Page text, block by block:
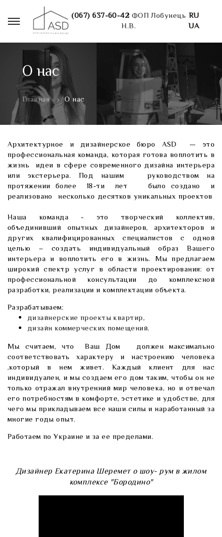
(067) 637-60-42 ФОП Лобунець
Н.В.
RU
UA
О нас
Главная О нас
Архитектурное и дизайнерское бюро ASD — это
профессиональная команда, которая готова воплотить в
жизнь идеи в сфере современного дизайна интерьера
или экстерьера. Под нашим руководством на
протяжении более 18-ти лет было создано и
реализовано несколько десятков уникальных проектов
Наша команда - это творческий коллектив,
объединивший опытных дизайнеров, архитекторов и
других квалифицированных специалистов с одной
целью – создать индивидуальный образ Вашего
интерьера и воплотить его в жизнь. Мы предлагаем
широкий спектр услуг в области проектирования: от
профессиональной консультации до комплексной
разработки, реализации и комплектации объекта.
Разрабатываем:
дизайнерские проекты квартир,
дизайн коммерческих помещений.
Мы считаем, что Ваш Дом должен максимально
соответствовать характеру и настроению человека
,который в нем живет. Каждый клиент для нас
индивидуален, и мы создаем его дом таким, чтобы он не
только отражал внутренний мир человека, но и отвечал
его потребностям в комфорте, эстетике и удобстве, для
чего мы прикладываем все наши силы и наработанный за
многие годы опыт.
Работаем по Украине и за ее пределами.
Дизайнер Екатерина Шеремет о шоу- рум в жилом
комплексе "Бородино"